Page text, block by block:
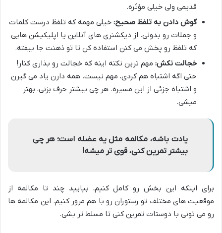
قدیمی ولی خیلی مؤثره.
گوش دادن به تلفظ صحیح: خیلی مهمه که تلفظ درست کلمات
و جملات رو بدونی. از دیکشنری های آنلاین یا اپلیکیشن هایی
که تلفظ رو پخش می کنن استفاده کن تا تو ذهنت جا بیفته.
خجالت نکش: مهم ترین نکته اینه که خجالت رو بذاری کنار!
حتی اگه اشتباه هم کردی، مهم نیست. همه دارن یاد می گیرن
و اشتباه جزئی از این مسیره. هر چی بیشتر حرف بزنی، بهتر
میشی.
یادت باشه، مکالمه مثل یه عضله است؛ هر چی
بیشتر تمرین کنی، قوی تر میشه!
برای اینکه این بخش رو کامل کنیم، بیایید چند تا مکالمه از
موقعیت های مختلف تو رستوران رو با هم مرور کنیم. این مکالمه ها
رو می تونی با دوستات تمرین کنی تا مسلط تر بشی.